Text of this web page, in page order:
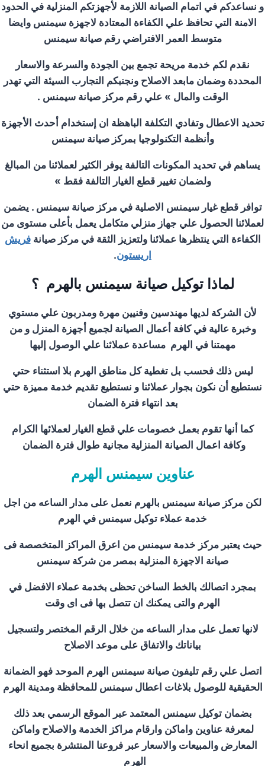
و نساعدكم في اتمام الصيانة اللازمة لأجهزتكم المنزلية في الحدود
الامنة التي تحافظ علي الكفاءة المعتادة لاجهزة سيمنس وايضا
متوسط العمر الافتراضي رقم صيانة سيمنس
نقدم لكم خدمة مريحة تجمع بين الجودة والسرعة والاسعار
المحددة وضمان مابعد الاصلاح ونجنبكم التجارب السيئة التي تهدر
الوقت والمال » علي رقم مركز صيانة سيمنس .
تحديد الاعطال وتفادي التكلفة الباهظة ان إستخدام أحدث الأجهزة
وأنظمة التكنولوجيا بمركز صيانة سيمنس
يساهم في تحديد المكونات التالفة يوفر الكثير لعملائنا من المبالغ
ولضمان تغيير قطع الغيار التالفة فقط »
توافر قطع غيار سيمنس الاصلية في مركز صيانة سيمنس . يضمن
لعملائنا الحصول علي جهاز منزلي متكامل يعمل بأعلى مستوى من
الكفاءة التي ينتظرها عملائنا ولتعزيز الثقة في مركز صيانةفريش
اريستون.
لماذا توكيل صيانة سيمنس بالهرم ؟
لأن الشركة لديها مهندسين وفنيين مهرة ومدربون علي مستوي
وخبرة عالية في كافة أعمال الصيانة لجميع أجهزة المنزل و من
مهمتنا في الهرم مساعدة عملائنا علي الوصول إليها
ليس ذلك فحسب بل تغطية كل مناطق الهرم بلا استثناء حتي
نستطيع أن نكون بجوار عملائنا و نستطيع تقديم خدمة مميزة حتي
بعد انتهاء فترة الضمان
كما أنها تقوم بعمل خصومات علي قطع الغيار لعملائها الكرام
وكافة اعمال الصيانة المنزلية مجانية طوال فترة الضمان
عناوين سيمنس الهرم
لكن مركز صيانة سيمنس بالهرم نعمل على مدار الساعه من اجل
خدمة عملاء توكيل سيمنس في الهرم
حيث يعتبر مركز خدمة سيمنس من اعرق المراكز المتخصصة فى
صيانة الاجهزة المنزلية بمصر من شركة سيمنس
بمجرد اتصالك بالخط الساخن تحظى بخدمة عملاء الافضل في
الهرم والتى يمكنك ان تتصل بها فى اى وقت
لانها تعمل على مدار الساعه من خلال الرقم المختصر ولتسجيل
بياناتك والاتفاق على موعد الاصلاح
اتصل علي رقم تليفون صيانة سيمنس الهرم الموحد فهو الضمانة
الحقيقية للوصول بلاغات اعطال سيمنس للمحافظة ومدينة الهرم
بضمان توكيل سيمنس المعتمد عبر الموقع الرسمي بعد ذلك
لمعرفة عناوين واماكن وارقام مراكز الخدمة والاصلاح واماكن
المعارض والمبيعات والاسعار عبر فروعنا المنتشرة بجميع انحاء
الهرم